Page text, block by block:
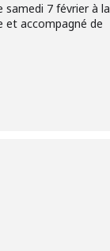
samedi 7 février à la
et accompagné de